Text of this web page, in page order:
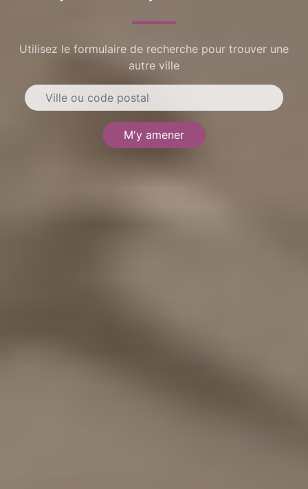
Utilisez le formulaire de recherche pour trouver une
autre ville
M'y amener